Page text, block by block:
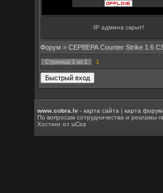
IP админа скрыт!
Форум » СЕРВЕРА Counter Strike 1.6
Страница 1 из 1 1
www.cobra.lv -карта сайта |карта
По вопросам сотрудничества и рекламы
Хостинг отuCoz